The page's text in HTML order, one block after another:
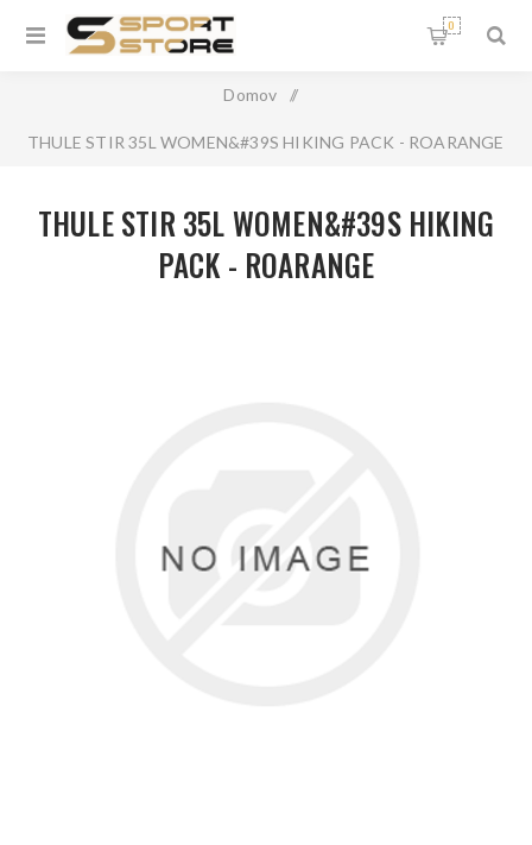
0
Domov /
THULE STIR 35L WOMEN&#39S HIKING PACK - ROARANGE
THULE STIR 35L WOMEN&#39S HIKING
PACK - ROARANGE